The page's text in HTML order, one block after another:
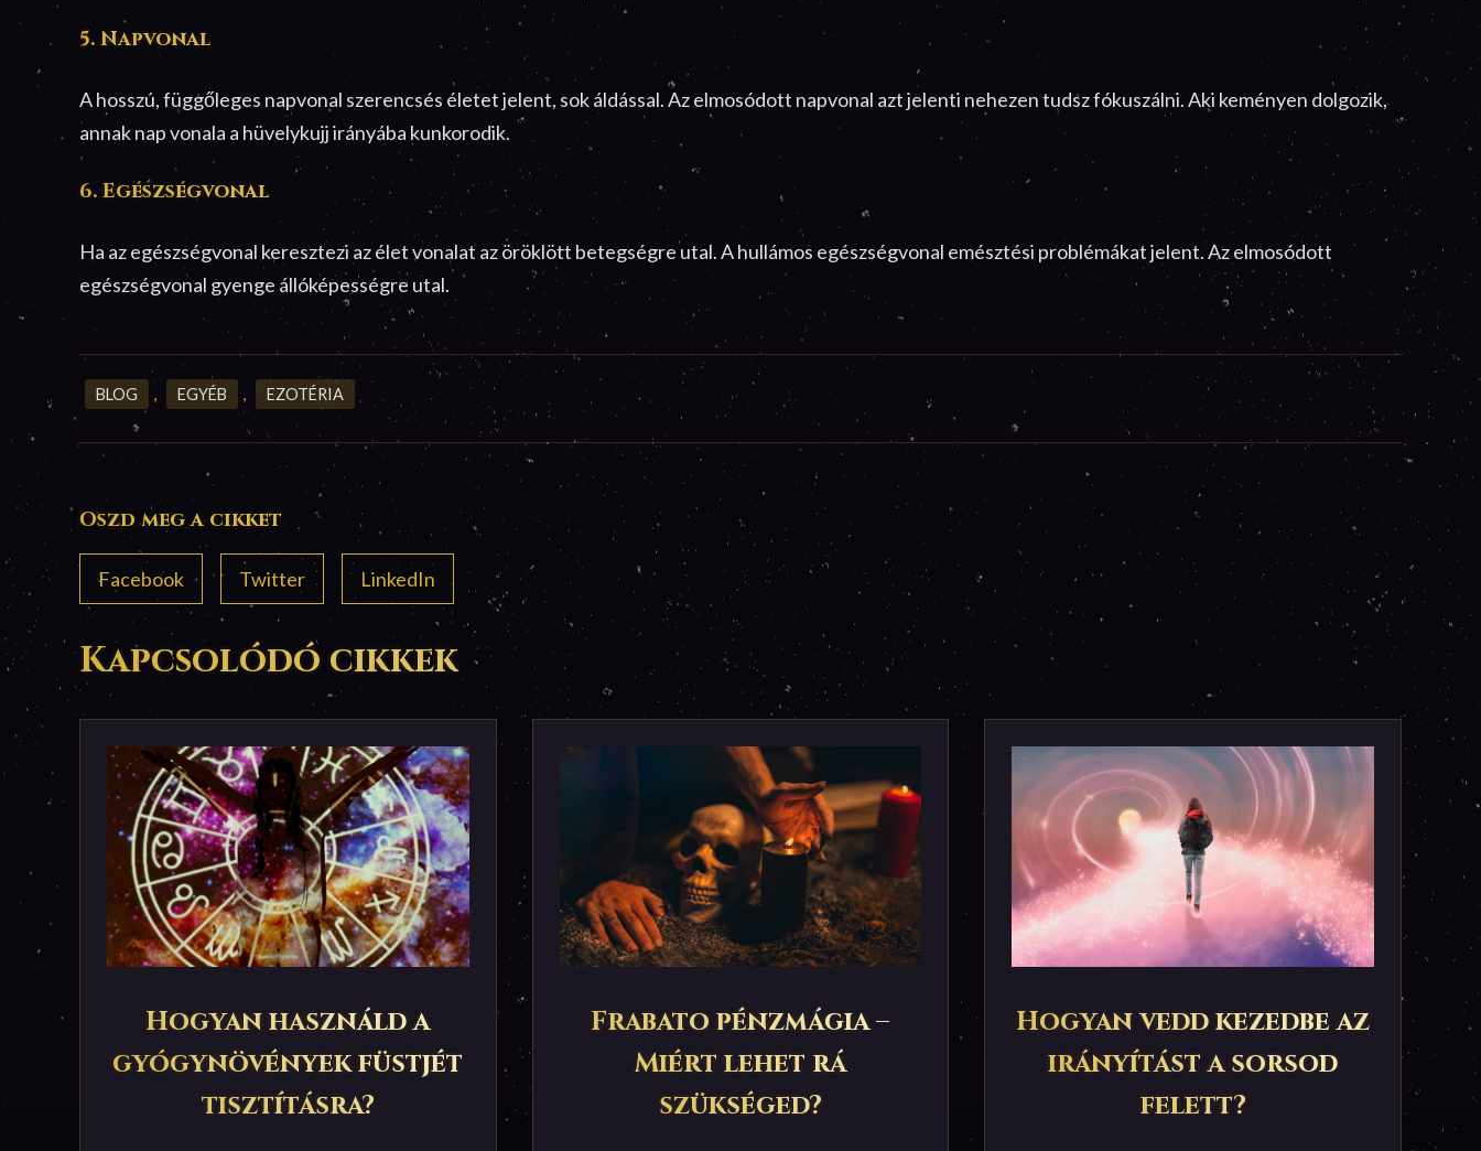
5. Napvonal
A hosszú, függőleges napvonal szerencsés életet jelent, sok áldással. Az elmosódott napvonal azt jelenti nehezen tudsz fókuszálni. Aki keményen dolgozik,
annak nap vonala a hüvelykujj irányába kunkorodik.
6. Egészségvonal
Ha az egészségvonal keresztezi az élet vonalat az öröklött betegségre utal. A hullámos egészségvonal emésztési problémákat jelent. Az elmosódott
egészségvonal gyenge állóképességre utal.
BLOG , EGYÉB , EZOTÉRIA
Oszd meg a cikket
Facebook Twitter LinkedIn
Kapcsolódó cikkek
Hogyan használd a
gyógynövények füstjét
tisztításra?
Frabato pénzmágia –
Miért lehet rá
szükséged?
Hogyan vedd kezedbe az
irányítást a sorsod
felett?